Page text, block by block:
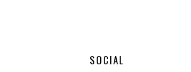
SOCIAL